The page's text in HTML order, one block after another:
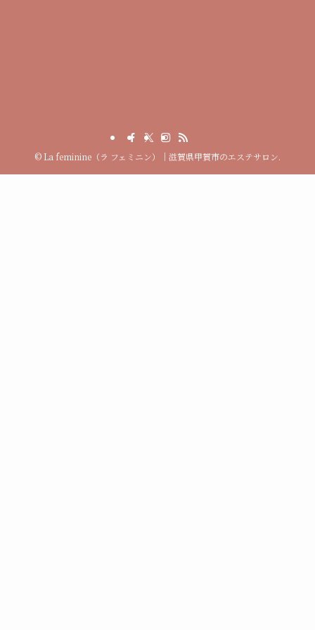
© La feminine（ラ フェミニン）｜滋賀県甲賀市のエステサロン.